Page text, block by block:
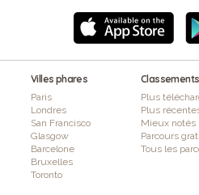
Villes phares
Paris
Londres
San Francisco
Glasgow
Barcelone
Bruxelles
Toronto
Classements
Plus
Plus
Mieux notés
Parcours
Tous les